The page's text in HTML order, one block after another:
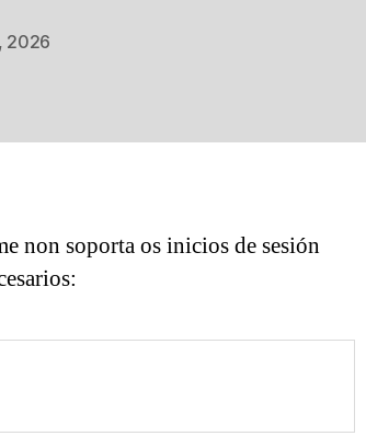
2026
non soporta os inicios de sesión